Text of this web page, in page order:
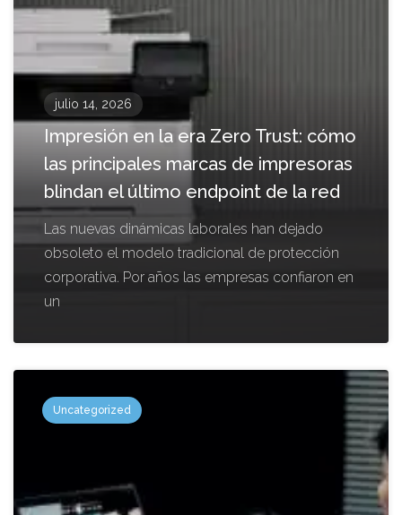
julio 14, 2026
Impresión en la era Zero Trust: cómo
las principales marcas de impresoras
blindan el último endpoint de la red
Las nuevas dinámicas laborales han dejado
obsoleto el modelo tradicional de protección
corporativa. Por años las empresas confiaron en
un
Uncategorized